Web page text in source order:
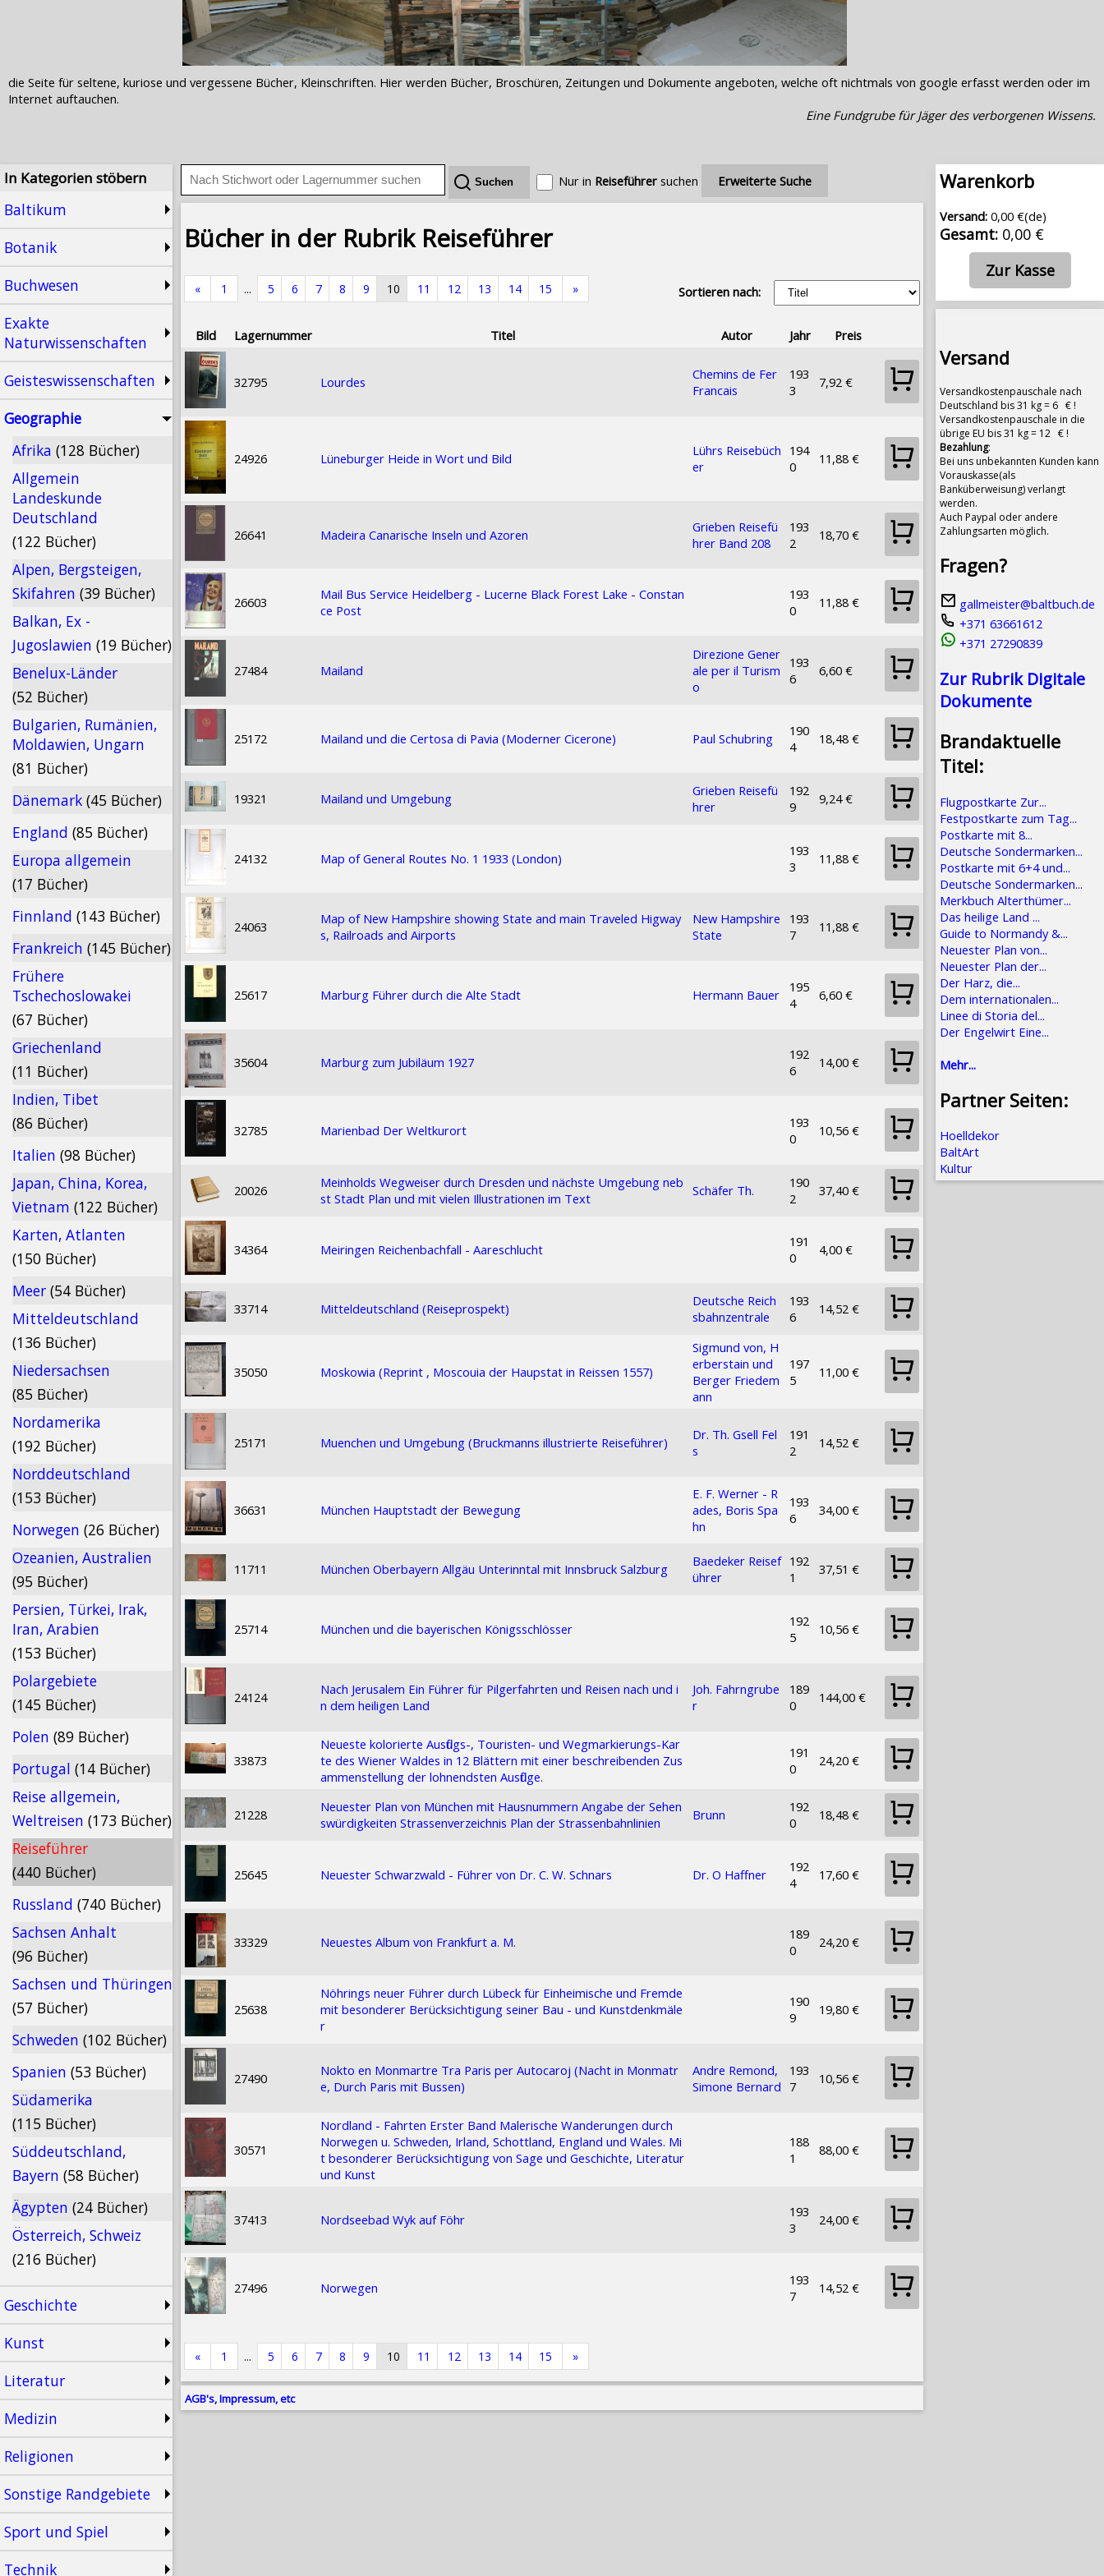
die Seite für seltene, kuriose und vergessene Bücher, Kleinschriften. Hier werden Bücher, Broschüren, Zeitungen und Dokumente angeboten, welche oft nichtmals von google erfasst werden oder im
Internet auftauchen.
Eine Fundgrube für Jäger des verborgenen Wissens.
In Kategorien stöbern
Baltikum
Botanik
Buchwesen
Exakte
Naturwissenschaften
Geisteswissenschaften
Geographie
Afrika (128 Bücher)
Allgemein
Landeskunde
Deutschland
(122 Bücher)
Alpen, Bergsteigen,
Skifahren (39 Bücher)
Balkan, Ex -
Jugoslawien (19 Bücher)
Benelux-Länder
(52 Bücher)
Bulgarien, Rumänien,
Moldawien, Ungarn
(81 Bücher)
Dänemark (45 Bücher)
England (85 Bücher)
Europa allgemein
(17 Bücher)
Finnland (143 Bücher)
Frankreich (145 Bücher)
Frühere
Tschechoslowakei
(67 Bücher)
Griechenland
(11 Bücher)
Indien, Tibet
(86 Bücher)
Italien (98 Bücher)
Japan, China, Korea,
Vietnam (122 Bücher)
Karten, Atlanten
(150 Bücher)
Meer (54 Bücher)
Mitteldeutschland
(136 Bücher)
Niedersachsen
(85 Bücher)
Nordamerika
(192 Bücher)
Norddeutschland
(153 Bücher)
Norwegen (26 Bücher)
Ozeanien, Australien
(95 Bücher)
Persien, Türkei, Irak,
Iran, Arabien
(153 Bücher)
Polargebiete
(145 Bücher)
Polen (89 Bücher)
Portugal (14 Bücher)
Reise allgemein,
Weltreisen (173 Bücher)
Reiseführer
(440 Bücher)
Russland (740 Bücher)
Sachsen Anhalt
(96 Bücher)
Sachsen und Thüringen
(57 Bücher)
Schweden (102 Bücher)
Spanien (53 Bücher)
Südamerika
(115 Bücher)
Süddeutschland,
Bayern (58 Bücher)
Ägypten (24 Bücher)
Österreich, Schweiz
(216 Bücher)
Geschichte
Kunst
Literatur
Medizin
Religionen
Sonstige Randgebiete
Sport und Spiel
Technik
Warenkorb
Versand: 0,00 €(de)
Gesamt: 0,00 €
Zur Kasse
Versand
Versandkostenpauschale nach
Deutschland bis 31 kg = 6 € !
Versandkostenpauschale in die
übrige EU bis 31 kg = 12 € !
Bezahlung:
Bei uns unbekannten Kunden kann
Vorauskasse(als
Banküberweisung) verlangt
werden.
Auch Paypal oder andere
Zahlungsarten möglich.
Fragen?
gallmeister@baltbuch.de
+371 63661612
+371 27290839
Zur Rubrik Digitale
Dokumente
Brandaktuelle
Titel:
Flugpostkarte Zur...
Festpostkarte zum Tag...
Postkarte mit 8...
Deutsche Sondermarken...
Postkarte mit 6+4 und...
Deutsche Sondermarken...
Merkbuch Alterthümer...
Das heilige Land ...
Guide to Normandy &...
Neuester Plan von...
Neuester Plan der...
Der Harz, die...
Dem internationalen...
Linee di Storia del...
Der Engelwirt Eine...
Mehr...
Partner Seiten:
Hoelldekor
BaltArt
Kultur
Nur in Reiseführer suchen Erweiterte Suche
Bücher in der Rubrik Reiseführer
« 1 ... 5 6 7 8 9 10 11 12 13 14 15 » Sortieren nach:
Bild Lagernummer Titel Autor Jahr Preis
32795 Lourdes
Chemins de Fer
Francais
193
3
7,92 €
24926 Lüneburger Heide in Wort und Bild
Lührs Reisebüch
er
194
0
11,88 €
26641 Madeira Canarische Inseln und Azoren
Grieben Reisefü
hrer Band 208
193
2
18,70 €
26603
Mail Bus Service Heidelberg - Lucerne Black Forest Lake - Constan
ce Post
193
0
11,88 €
27484 Mailand
Direzione Gener
ale per il Turism
o
193
6
6,60 €
25172 Mailand und die Certosa di Pavia (Moderner Cicerone) Paul Schubring
190
4
18,48 €
19321 Mailand und Umgebung
Grieben Reisefü
hrer
192
9
9,24 €
24132 Map of General Routes No. 1 1933 (London)
193
3
11,88 €
24063
Map of New Hampshire showing State and main Traveled Higway
s, Railroads and Airports
New Hampshire
State
193
7
11,88 €
25617 Marburg Führer durch die Alte Stadt Hermann Bauer
195
4
6,60 €
35604 Marburg zum Jubiläum 1927
192
6
14,00 €
32785 Marienbad Der Weltkurort
193
0
10,56 €
20026
Meinholds Wegweiser durch Dresden und nächste Umgebung neb
st Stadt Plan und mit vielen Illustrationen im Text
Schäfer Th.
190
2
37,40 €
34364 Meiringen Reichenbachfall - Aareschlucht
191
0
4,00 €
33714 Mitteldeutschland (Reiseprospekt)
Deutsche Reich
sbahnzentrale
193
6
14,52 €
35050 Moskowia (Reprint , Moscouia der Haupstat in Reissen 1557)
Sigmund von, H
erberstain und
Berger Friedem
ann
197
5
11,00 €
25171 Muenchen und Umgebung (Bruckmanns illustrierte Reiseführer)
Dr. Th. Gsell Fel
s
191
2
14,52 €
36631 München Hauptstadt der Bewegung
E. F. Werner - R
ades, Boris Spa
hn
193
6
34,00 €
11711 München Oberbayern Allgäu Unterinntal mit Innsbruck Salzburg
Baedeker Reisef
ührer
192
1
37,51 €
25714 München und die bayerischen Königsschlösser
192
5
10,56 €
24124
Nach Jerusalem Ein Führer für Pilgerfahrten und Reisen nach und i
n dem heiligen Land
Joh. Fahrngrube
r
189
0
144,00 €
33873
Neueste kolorierte Ausflugs-, Touristen- und Wegmarkierungs-Kar
te des Wiener Waldes in 12 Blättern mit einer beschreibenden Zus
ammenstellung der lohnendsten Ausflüge.
191
0
24,20 €
21228
Neuester Plan von München mit Hausnummern Angabe der Sehen
swürdigkeiten Strassenverzeichnis Plan der Strassenbahnlinien
Brunn
192
0
18,48 €
25645 Neuester Schwarzwald - Führer von Dr. C. W. Schnars Dr. O Haffner
192
4
17,60 €
33329 Neuestes Album von Frankfurt a. M.
189
0
24,20 €
25638
Nöhrings neuer Führer durch Lübeck für Einheimische und Fremde
mit besonderer Berücksichtigung seiner Bau - und Kunstdenkmäle
r
190
9
19,80 €
27490
Nokto en Monmartre Tra Paris per Autocaroj (Nacht in Monmatr
e, Durch Paris mit Bussen)
Andre Remond,
Simone Bernard
193
7
10,56 €
30571
Nordland - Fahrten Erster Band Malerische Wanderungen durch
Norwegen u. Schweden, Irland, Schottland, England und Wales. Mi
t besonderer Berücksichtigung von Sage und Geschichte, Literatur
und Kunst
188
1
88,00 €
37413 Nordseebad Wyk auf Föhr
193
3
24,00 €
27496 Norwegen
193
7
14,52 €
« 1 ... 5 6 7 8 9 10 11 12 13 14 15 »
AGB's, Impressum, etc